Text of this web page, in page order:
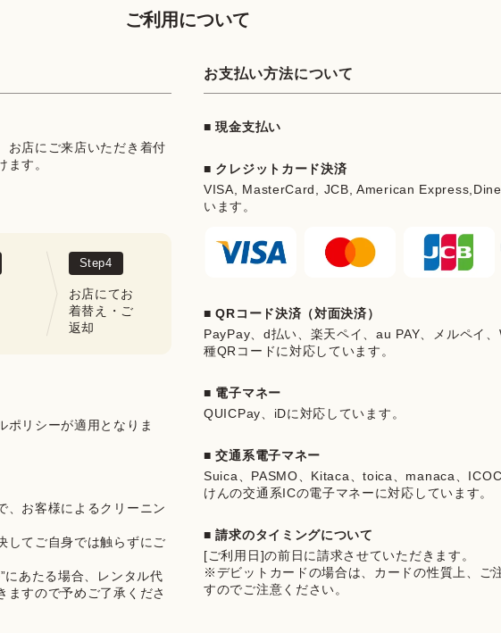
ご利用について
お店にご来店いただき着付
す。
Step4
お店にてお
着替え・ご
返却
ポリシーが適用となりま
、お客様によるクリーニン
してご自身では触らずにご
にあたる場合、レンタル代
ますので予めご了承くださ
お支払い方法について
■ 現金支払い
■ クレジットカード決済
VISA, MasterCard, JCB, American
います。
■ QRコード決済（対面決済）
PayPay、d払い、楽天ペイ、au PAY、メルペイ
種QRコードに対応しています。
■ 電子マネー
QUICPay、iDに対応しています。
■ 交通系電子マネー
Suica、PASMO、Kitaca、toica、manaca、
けんの交通系ICの電子マネーに対応しています。
■ 請求のタイミングについて
[ご利用日]の前日に請求させていただきます。
※デビットカードの場合は、カードの性質上、ご
すのでご注意ください。